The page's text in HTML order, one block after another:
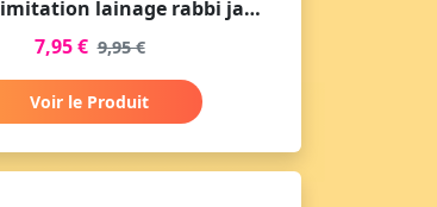
Chapeau imitation lainage rabbi jacob
7,95 € 9,95 €
Voir le Produit